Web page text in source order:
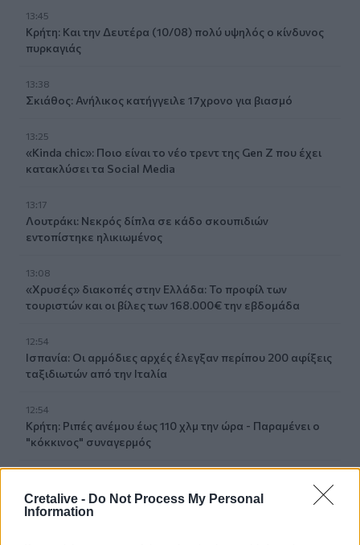
Cretalive - Do Not Process My Personal
Information
13:45
Κρήτη: Και την Δευτέρα (10/08) πολύ υψηλός ο κίνδυνος
πυρκαγιάς
13:38
Σκιάθος: Ανήλικος κατήγγειλε 17χρονο για βιασμό
13:25
«Kinda chic»: Ποιο είναι το νέο τρεντ της Gen Z που έχει
κατακλύσει τα Social Media
13:17
Λουτράκι: Νεκρός δίπλα σε κάδο σκουπιδιών
εντοπίστηκε ηλικιωμένος
13:08
«Χρυσές» διακοπές στην Ελλάδα: Το προφίλ των
τουριστών και οι βίλες των 168.000€ την εβδομάδα
12:54
Ισπανία: Οι αρμόδιες αρχές έλεγξαν περίπου 200 αφίξεις
ταξιδιωτών από την Ιταλία
12:54
Κρήτη: Ριπές ανέμου έως 110 χλμ την ώρα - Παραμένει ο
"κόκκινος" συναγερμός
Άρτα: Απολογούνται ο διευθυντής και ο τεχνικός
ασφαλείας του ΔΕΔΔΗΕ